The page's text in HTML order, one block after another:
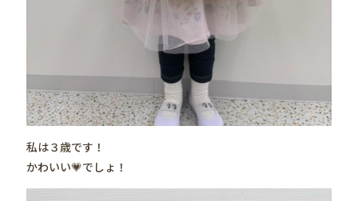
私は３歳です！
かわいい💗でしょ！